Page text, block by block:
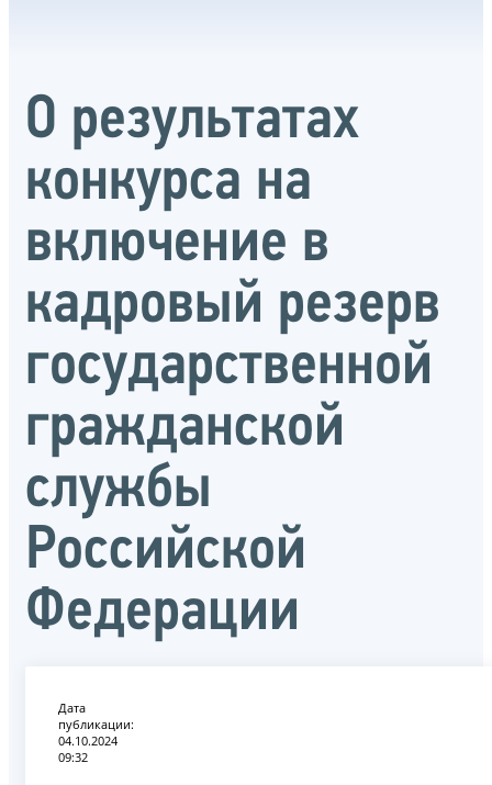
О результатах
конкурса на
включение в
кадровый резерв
государственной
гражданской
службы
Российской
Федерации
Дата
публикации:
04.10.2024
09:32